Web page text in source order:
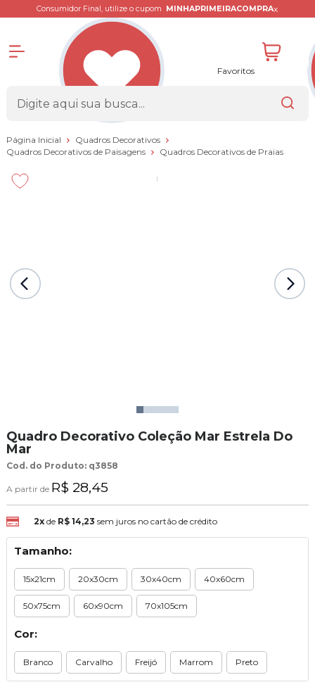
Consumidor Final, utilize o cupom MINHAPRIMEIRACOMPRAx
Favoritos
Página Inicial
Quadros Decorativos
Quadros Decorativos de Paisagens
Quadros Decorativos de Praias
Quadro Decorativo Coleção Mar Estrela Do
Mar
Cod. do Produto: q3858
A partir de R$ 28,45
2xde R$ 14,23 sem juros no cartão de crédito
Tamanho:
15x21cm 20x30cm 30x40cm 40x60cm
50x75cm 60x90cm 70x105cm
Cor:
Branco Carvalho Freijó Marrom Preto